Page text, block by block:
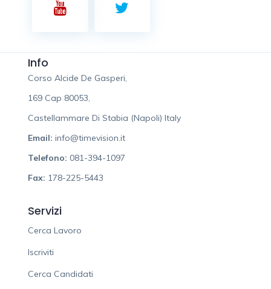
Info
Corso Alcide De Gasperi,
169 Cap 80053,
Castellammare Di Stabia (Napoli) Italy
Email: info@timevision.it
Telefono: 081-394-1097
Fax: 178-225-5443
Servizi
Cerca Lavoro
Iscriviti
Cerca Candidati